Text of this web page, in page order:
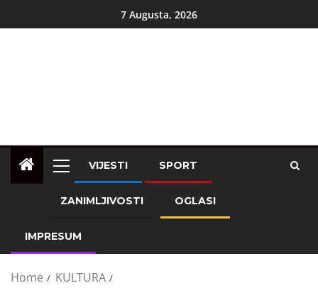
7 Augusta, 2026
VIJESTI SPORT
ZANIMLJIVOSTI OGLASI
IMPRESUM
Home
KULTURA